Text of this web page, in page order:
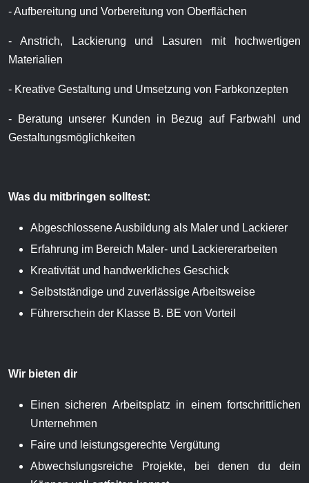
- Aufbereitung und Vorbereitung von Oberflächen
- Anstrich, Lackierung und Lasuren mit hochwertigen
Materialien
- Kreative Gestaltung und Umsetzung von Farbkonzepten
- Beratung unserer Kunden in Bezug auf Farbwahl und
Gestaltungsmöglichkeiten
Was du mitbringen solltest:
Abgeschlossene Ausbildung als Maler und Lackierer
Erfahrung im Bereich Maler- und Lackiererarbeiten
Kreativität und handwerkliches Geschick
Selbstständige und zuverlässige Arbeitsweise
Führerschein der Klasse B. BE von Vorteil
Wir bieten dir
Einen sicheren Arbeitsplatz in einem fortschrittlichen
Unternehmen
Faire und leistungsgerechte Vergütung
Abwechslungsreiche Projekte, bei denen du dein